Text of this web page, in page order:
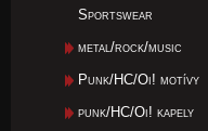
Sportswear
metal/rock/music
Punk/HC/Oi! motívy
punk/HC/Oi! kapely